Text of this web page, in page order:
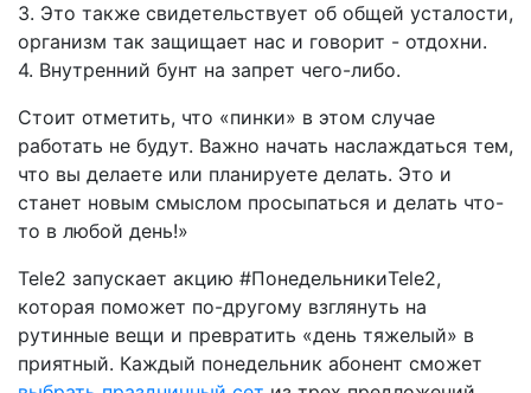
3. Это также свидетельствует об общей усталости,
организм так защищает нас и говорит - отдохни.
4. Внутренний бунт на запрет чего-либо.
Стоит отметить, что «пинки» в этом случае
работать не будут. Важно начать наслаждаться тем,
что вы делаете или планируете делать. Это и
станет новым смыслом просыпаться и делать что-
то в любой день!»
Tele2 запускает акцию #ПонедельникиTele2,
которая поможет по-другому взглянуть на
рутинные вещи и превратить «день тяжелый» в
приятный. Каждый понедельник абонент сможет